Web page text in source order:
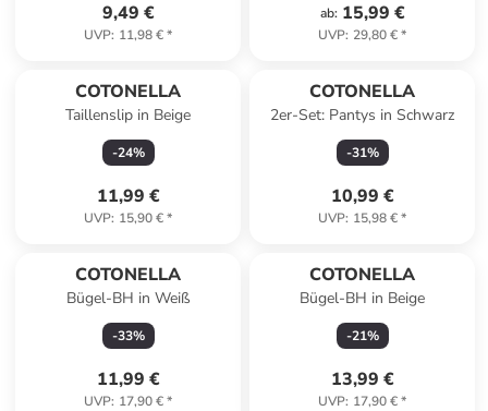
9,49 €
UVP: 11,98 €*
ab: 15,99 €
UVP: 29,80 €*
COTONELLA
Taillenslip in Beige
-24%
11,99 €
UVP: 15,90 €*
COTONELLA
2er-Set: Pantys in Schwarz
-31%
10,99 €
UVP: 15,98 €*
COTONELLA
Bügel-BH in Weiß
-33%
11,99 €
UVP: 17,90 €*
COTONELLA
Bügel-BH in Beige
-21%
13,99 €
UVP: 17,90 €*